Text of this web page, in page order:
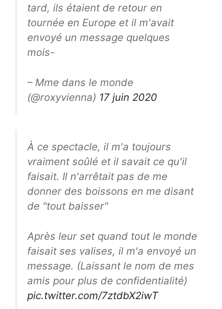
tard, ils étaient de retour en
tournée en Europe et il m'avait
envoyé un message quelques
mois-
– Mme dans le monde
(@roxyvienna) 17 juin 2020
À ce spectacle, il m'a toujours
vraiment soûlé et il savait ce qu'il
faisait. Il n'arrêtait pas de me
donner des boissons en me disant
de "tout baisser"
Après leur set quand tout le monde
faisait ses valises, il m'a envoyé un
message. (Laissant le nom de mes
amis pour plus de confidentialité)
pic.twitter.com/7ztdbX2iwT